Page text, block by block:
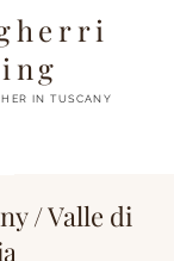
IN TUSCANY
/ Valle di